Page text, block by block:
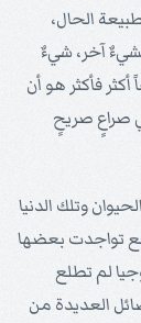
الحال،
فشيءٌ آخر، شيءٌ
فأكثر هو أن
صراعٍ صريحٍ
وتلك الدنيا
تواجدت بعضها
لم تطلع
العديدة من